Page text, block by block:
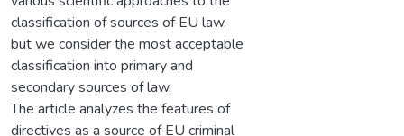
classification of sources of EU law,
but we consider the most acceptable
classification into primary and
secondary sources of law.
The article analyzes the features of
directives as a source of EU criminal